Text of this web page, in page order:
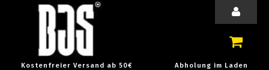
Kostenfreier Versand ab 50€ Abholung im Laden